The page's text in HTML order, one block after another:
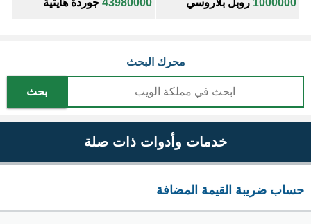
1000000 روبل بلاروسي 43980000 جوردة هايتية
محرك البحث
بحث
خدمات وأدوات ذات صلة
حساب ضريبة القيمة المضافة